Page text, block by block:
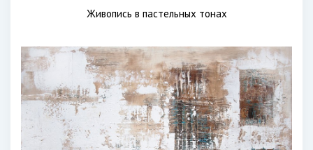
Живопись в пастельных тонах